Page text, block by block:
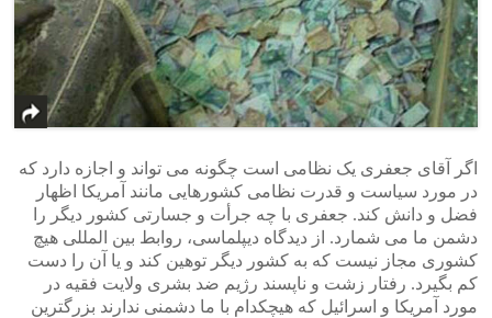
اگر آقای جعفری یک نظامی است چگونه می تواند و اجازه دارد که
در مورد سیاست و قدرت نظامی کشورهایی مانند آمریکا اظهار
فضل و دانش کند. جعفری با چه جرأت و جسارتی کشور دیگر را
دشمن ما می شمارد. از دیدگاه دیپلماسی، روابط بین المللی هیچ
کشوری مجاز نیست که به کشور دیگر توهین کند و یا آن را دست
کم بگیرد. رفتار زشت و ناپسند رژیم ضد بشری ولایت فقیه در
مورد آمریکا و اسرائیل که هیچکدام با ما دشمنی ندارند بزرگترین